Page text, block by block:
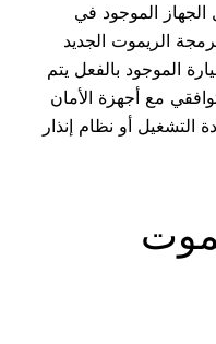
الموجود في
الريموت الجديد
الموجود بالفعل يتم
مع أجهزة الأمان
التشغيل أو نظام إنذار